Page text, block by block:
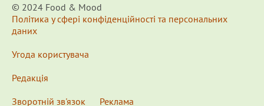
© 2024 Food & Мood
Політика у сфері конфіденційності та персональних
даних
Угода користувача
Редакція
Зворотній зв'язок
Реклама